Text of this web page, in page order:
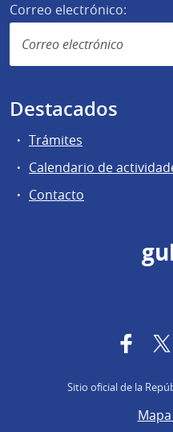
Correo electrónico:
Destacados
Trámites
Calendario de
Contacto
Sitio oficial de la